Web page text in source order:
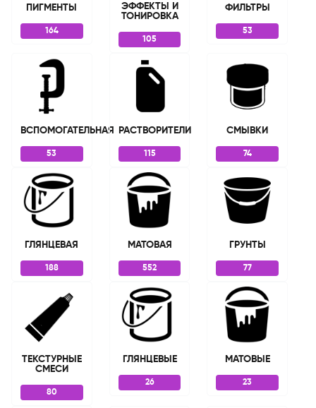
ПИГМЕНТЫ
164
ЭФФЕКТЫ И
ТОНИРОВКА
105
ФИЛЬТРЫ
53
ВСПОМОГАТЕЛЬНАЯ
53
РАСТВОРИТЕЛИ
115
СМЫВКИ
74
ГЛЯНЦЕВАЯ
188
МАТОВАЯ
552
ГРУНТЫ
77
ТЕКСТУРНЫЕ
СМЕСИ
80
ГЛЯНЦЕВЫЕ
26
МАТОВЫЕ
23